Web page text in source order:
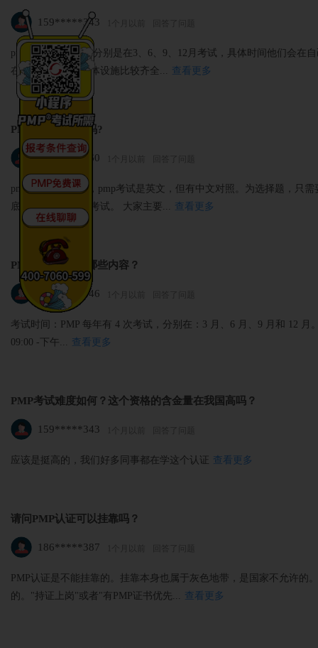
159*****343
pmp考试每年4次，分别是在3、6、9、12月考试，具体时间他们会在
在光环学习的，整体设施比较齐全... 查看更多
PMP考试难度大吗?
183*****860
pmp认证考试不难，pmp考试是英文，但有中文对照。为选择题，只
底也可以正常进行考试。 大家主要... 查看更多
PMP考试都包括哪些内容？
136*****546
考试时间：PMP 每年有 4 次考试，分别在：3 月、6 月、9 月和 12
09:00 -下午... 查看更多
PMP考试难度如何？这个资格的含金量在我国高吗？
159*****343
应该是挺高的，我们好多同事都在学这个认证 查看更多
请问PMP认证可以挂靠吗？
186*****387
PMP认证是不能挂靠的。挂靠本身也属于灰色地带，是国家不允许的
的。"持证上岗"或者"有PMP证书优先... 查看更多